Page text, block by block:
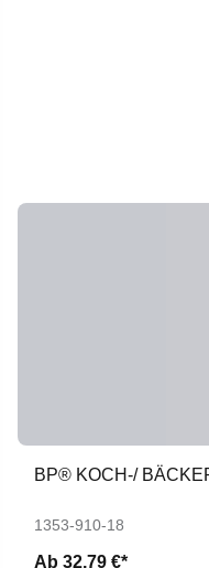
BP® KOCH-/
1353-910-18
Ab 32,79 €*